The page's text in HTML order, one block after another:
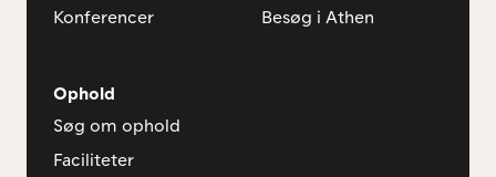
Konferencer Besøg i Athen
Ophold
Søg om ophold
Faciliteter